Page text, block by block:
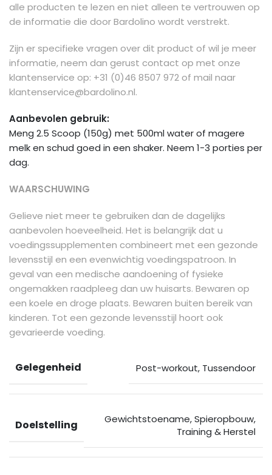
alle producten te lezen en niet alleen te vertrouwen op
de informatie die door Bardolino wordt verstrekt.
Zijn er specifieke vragen over dit product of wil je meer
informatie, neem dan gerust contact op met onze
klantenservice op: +31 (0)46 8507 972 of mail naar
klantenservice@bardolino.nl.
Aanbevolen gebruik:
Meng 2.5 Scoop (150g) met 500ml water of magere
melk en schud goed in een shaker. Neem 1-3 porties per
dag.
WAARSCHUWING
Gelieve niet meer te gebruiken dan de dagelijks
aanbevolen hoeveelheid. Het is belangrijk dat u
voedingssupplementen combineert met een gezonde
levensstijl en een evenwichtig voedingspatroon. In
geval van een medische aandoening of fysieke
ongemakken raadpleeg dan uw huisarts. Bewaren op
een koele en droge plaats. Bewaren buiten bereik van
kinderen. Tot een gezonde levensstijl hoort ook
gevarieerde voeding.
Gelegenheid Post-workout, Tussendoor
Doelstelling Gewichtstoename,Spieropbouw,
Training & Herstel